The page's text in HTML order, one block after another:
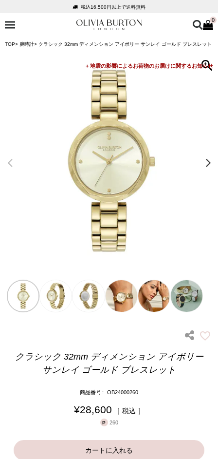
税込16,500円以上で送料無料
会員登録で1,000円分のポイントプレゼント
税込16,500円以上で送料無料
会員登録で1,000円分のポイントプレゼント
公式パッケージでお届け
0
TOP 腕時計 クラシック 32mm ディメンション アイボリー サンレイ ゴールド ブレスレット
クラシック 32mm ディメンション アイボリー
サンレイ ゴールド ブレスレット
商品番号 OB24000260
¥28,600 税込
260
カートに入れる